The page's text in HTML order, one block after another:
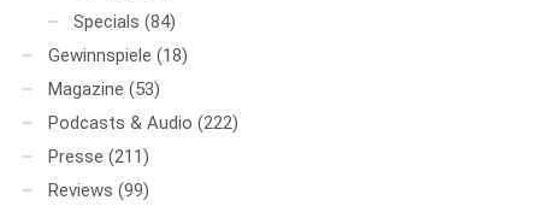
Specials (84)
Gewinnspiele (18)
Magazine (53)
Podcasts & Audio (222)
Presse (211)
Reviews (99)